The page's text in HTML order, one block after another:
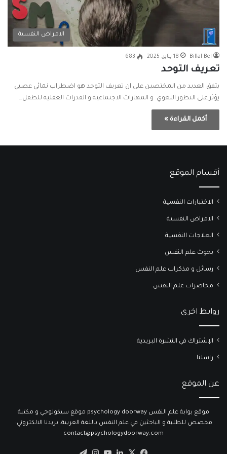
الامراض النفسية
Billal Bel 18 يناير، 2025 683
تعريف التوحد
يتفق العديد من المختصين على ان تعريف التوحد هو اضطراب نمائي عصبي
يؤثر على التطور اللغوي و المهارات الاجتماعية و القدرات العقلية للطفل…
أكمل القراءة »
أقسام الموقع
الاختبارات النفسية
الامراض النفسية
العلاجات النفسية
بحوث علم النفس
رسائل و مذكرات علم النفس
محاضرات علم النفس
روابط اخرى
الإشتراك في النشرة البريدية
راسلنا
عن الموقع
موقع بوابة علم النفس psychology doorway موقع سيكولوجي و مكتبة
مخصص للطلبة و الباحثين في علم النفس باللغة العربية. بريدنا الالكتروني:
contact@psychologydoorway.com